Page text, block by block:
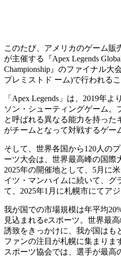
このたび、アメリカのゲーム販
が主催する『Apex Legends
Championship』のファイナル大
プレミストド ーム)で行われる
「Apex Legends」は、2019年
ソン・シューティングゲーム。
と呼ばれる異なる能力を持った
がチームとなって対戦するゲー
そして、世界各国から120人の
ーツ大会は、世界最高峰の国際
2025年の開催地として、5月に
イツ・マンハイムに続いて、グ
て、2025年1月に札幌市にてア
我が国での市場規模は年平均
見込まれるeスポーツ。世界最
誘致をきっかけに、我が国はも
ファンの注目が札幌に集まりま
スポーツ協会では、選手が最高